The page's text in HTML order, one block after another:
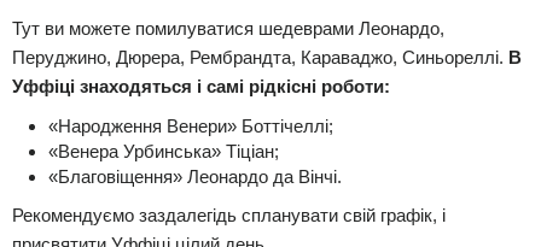
Тут ви можете помилуватися шедеврами Леонардо,
Перуджино, Дюрера, Рембрандта, Караваджо, Синьореллі. В
Уффіці знаходяться і самі рідкісні роботи:
«Народження Венери» Боттічеллі;
«Венера Урбинська» Тіціан;
«Благовіщення» Леонардо да Вінчі.
Рекомендуємо заздалегідь спланувати свій графік, і